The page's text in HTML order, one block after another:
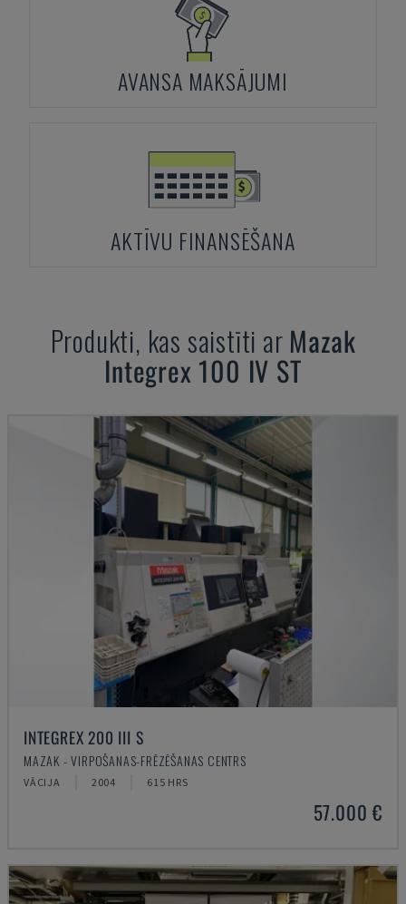
AVANSA MAKSĀJUMI
AKTĪVU FINANSĒŠANA
Produkti, kas saistīti ar Mazak
Integrex 100 IV ST
INTEGREX 200 III S
MAZAK - VIRPOŠANAS-FRĒZĒŠANAS CENTRS
VĀCIJA 2004 615 HRS
57.000 €